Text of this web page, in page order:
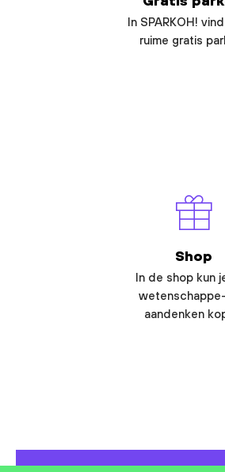
In SPARKOH!
ruime gratis
Shop
In de shop kun
aandenken